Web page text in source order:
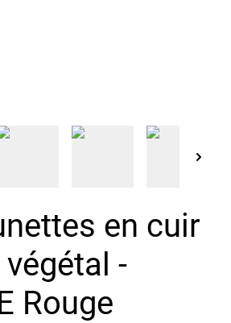
en cuir
-
Rouge